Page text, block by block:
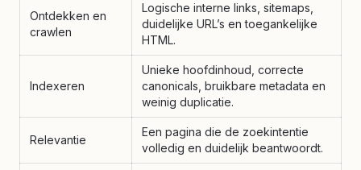
Ontdekken en
crawlen
Logische interne links, sitemaps,
duidelijke URL’s en toegankelijke
HTML.
Indexeren
Unieke hoofdinhoud, correcte
canonicals, bruikbare metadata en
weinig duplicatie.
Relevantie
Een pagina die de zoekintentie
volledig en duidelijk beantwoordt.